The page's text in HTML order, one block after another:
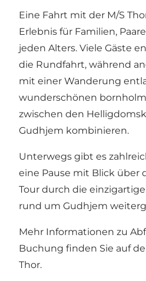
Eine Fahrt mit der M/S
Erlebnis für Familien,
jeden Alters. Viele Gäste
die Rundfahrt, während
mit einer Wanderung
wunderschönen
zwischen den
Gudhjem kombinieren.
Unterwegs gibt es
eine Pause mit Blick über
Tour durch die
rund um Gudhjem
Mehr Informationen zu
Buchung finden Sie auf
Thor.